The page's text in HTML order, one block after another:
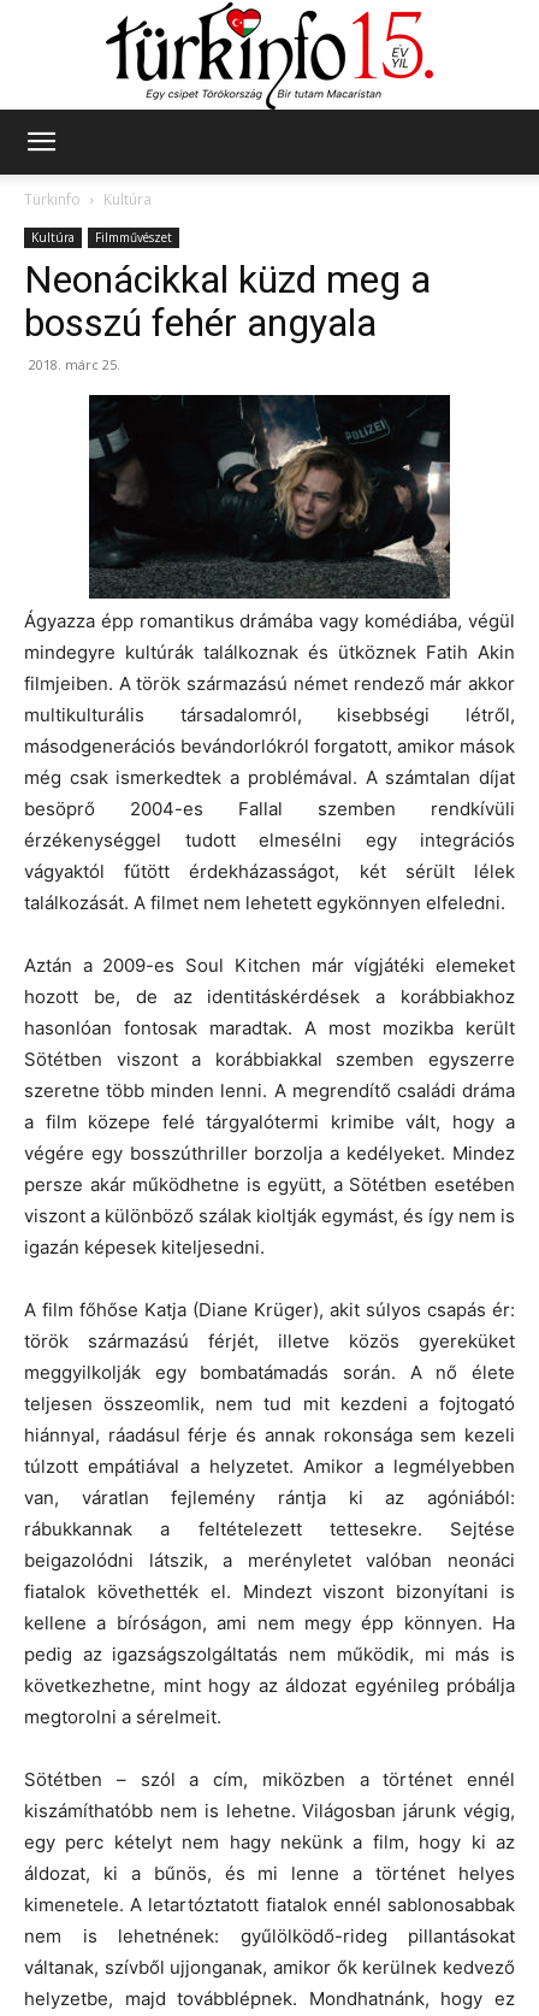
Türkinfo
Kultúra
Kultúra Filmművészet
Neonácikkal küzd meg a
bosszú fehér angyala
2018. márc 25.
Ágyazza épp romantikus drámába vagy komédiába, végül
mindegyre kultúrák találkoznak és ütköznek Fatih Akin
filmjeiben. A török származású német rendező már akkor
multikulturális társadalomról, kisebbségi létről,
másodgenerációs bevándorlókról forgatott, amikor mások
még csak ismerkedtek a problémával. A számtalan díjat
besöprő 2004-es Fallal szemben rendkívüli
érzékenységgel tudott elmesélni egy integrációs
vágyaktól fűtött érdekházasságot, két sérült lélek
találkozását. A filmet nem lehetett egykönnyen elfeledni.
Aztán a 2009-es Soul Kitchen már vígjátéki elemeket
hozott be, de az identitáskérdések a korábbiakhoz
hasonlóan fontosak maradtak. A most mozikba került
Sötétben viszont a korábbiakkal szemben egyszerre
szeretne több minden lenni. A megrendítő családi dráma
a film közepe felé tárgyalótermi krimibe vált, hogy a
végére egy bosszúthriller borzolja a kedélyeket. Mindez
persze akár működhetne is együtt, a Sötétben esetében
viszont a különböző szálak kioltják egymást, és így nem is
igazán képesek kiteljesedni.
A film főhőse Katja (Diane Krüger), akit súlyos csapás ér:
török származású férjét, illetve közös gyereküket
meggyilkolják egy bombatámadás során. A nő élete
teljesen összeomlik, nem tud mit kezdeni a fojtogató
hiánnyal, ráadásul férje és annak rokonsága sem kezeli
túlzott empátiával a helyzetet. Amikor a legmélyebben
van, váratlan fejlemény rántja ki az agóniából:
rábukkannak a feltételezett tettesekre. Sejtése
beigazolódni látszik, a merényletet valóban neonáci
fiatalok követhették el. Mindezt viszont bizonyítani is
kellene a bíróságon, ami nem megy épp könnyen. Ha
pedig az igazságszolgáltatás nem működik, mi más is
következhetne, mint hogy az áldozat egyénileg próbálja
megtorolni a sérelmeit.
Sötétben – szól a cím, miközben a történet ennél
kiszámíthatóbb nem is lehetne. Világosban járunk végig,
egy perc kételyt nem hagy nekünk a film, hogy ki az
áldozat, ki a bűnös, és mi lenne a történet helyes
kimenetele. A letartóztatott fiatalok ennél sablonosabbak
nem is lehetnének: gyűlölködő-rideg pillantásokat
váltanak, szívből ujjonganak, amikor ők kerülnek kedvező
helyzetbe, majd továbblépnek. Mondhatnánk, hogy ez